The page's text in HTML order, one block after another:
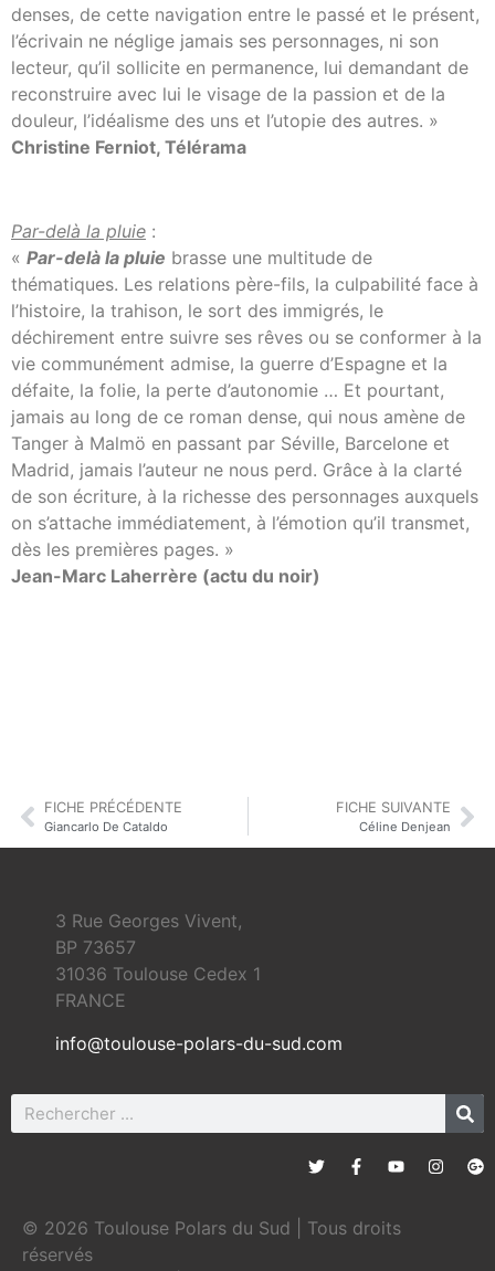
denses, de cette navigation entre le passé et le présent,
l’écrivain ne néglige jamais ses personnages, ni son
lecteur, qu’il sollicite en permanence, lui demandant de
reconstruire avec lui le visage de la passion et de la
douleur, l’idéalisme des uns et l’utopie des autres. »
Christine Ferniot, Télérama
Par-delà la pluie :
« Par-delà la pluie brasse une multitude de
thématiques. Les relations père-fils, la culpabilité face à
l’histoire, la trahison, le sort des immigrés, le
déchirement entre suivre ses rêves ou se conformer à la
vie communément admise, la guerre d’Espagne et la
défaite, la folie, la perte d’autonomie … Et pourtant,
jamais au long de ce roman dense, qui nous amène de
Tanger à Malmö en passant par Séville, Barcelone et
Madrid, jamais l’auteur ne nous perd. Grâce à la clarté
de son écriture, à la richesse des personnages auxquels
on s’attache immédiatement, à l’émotion qu’il transmet,
dès les premières pages. »
Jean-Marc Laherrère (actu du noir)
FICHE PRÉCÉDENTE
Giancarlo De Cataldo
FICHE SUIVANTE
Céline Denjean
3 Rue Georges Vivent,
BP 73657
31036 Toulouse Cedex 1
FRANCE
info@toulouse-polars-du-sud.com
© 2026 Toulouse Polars du Sud | Tous droits
réservés